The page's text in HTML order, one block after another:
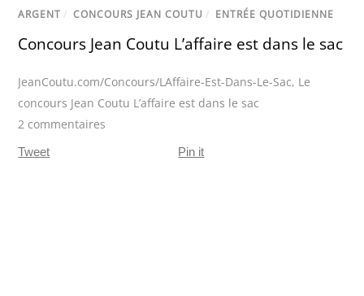
ARGENT / CONCOURS JEAN COUTU / ENTRÉE QUOTIDIENNE
Concours Jean Coutu L’affaire est dans le sac
JeanCoutu.com/Concours/LAffaire-Est-Dans-Le-Sac, Le
concours Jean Coutu L’affaire est dans le sac
2 commentaires
Tweet Pin it